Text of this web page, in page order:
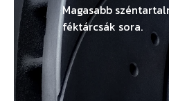
Magasabb
féktárcsák sora.